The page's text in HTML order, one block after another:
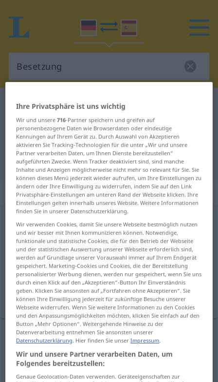
Deutsch-Spanisch Wörterbuch
Deutsch-Spanisch Übersetzung für
"Besetzung"
"Besetzung" Spanisch Übersetzung
„Besetzung“: Femininum
Besetzungen
Übersicht aller Übersetzungen
(Für mehr Details die Übersetzung anklicken/antippen)
provisión reparto
ocupación, invasión
provisiónf Besetzung eines Postens
Ihre Privatsphäre ist uns wichtig
Wir und unsere716-Partner speichern und greifen auf
personenbezogene Daten wie Browserdaten oder eindeutige
Kennungen auf Ihrem Gerät zu. Durch Auswahl von Akzeptieren
aktivieren Sie Tracking-Technologien für die unter „Wir und unsere
Partner verarbeiten Daten, um Ihnen Dienste bereitzustellen“
aufgeführten Zwecke. Wenn Tracker deaktiviert sind, sind manche
Inhalte und Anzeigen möglicherweise nicht mehr so relevant für Sie. Sie
können dieses Menü jederzeit wieder aufrufen, um Ihre Einstellungen zu
ändern oder Ihre Einwilligung zu widerrufen, indem Sie auf den Link
Privatsphäre-Einstellungen am unteren Rand der Webseite klicken. Ihre
Einstellungen gelten innerhalb unseres Website. Weitere Informationen
finden Sie in unserer Datenschutzerklärung.
Wir verwenden Cookies, damit Sie unsere Webseite bestmöglich nutzen
und wir besser mit Ihnen kommunizieren können. Notwendige,
funktionale und statistische Cookies, die für den Betrieb der Webseite
und der statistischen Auswertung unserer Webseite erforderlich sind,
werden auf Grundlage unserer Vorauswahl immer auf Ihrem Endgerät
gespeichert. Marketing-Cookies und Cookies, die der Bereitstellung
personalisierter Werbung dienen, werden nur gespeichert, wenn Sie uns
durch einen Klick auf den „Akzeptieren“-Button Ihr Einverständnis
geben. Klicken Sie ansonsten auf „Fortfahren ohne Akzeptieren“. Sie
können Ihre Einwilligung jederzeit für zukünftige Besuche unserer
Webseite widerrufen. Wenn Sie weitere Informationen zu den Cookies
und den Anpassungsmöglichkeiten möchten, klicken Sie einfach auf den
Button „Mehr Optionen“. Weitergehende Hinweise zu der
Datenverarbeitung entnehmen Sie ansonsten unserer
Datenschutzerklärung. Hier finden Sie unserImpressum.
Wir und unsere Partner verarbeiten Daten, um
Folgendes bereitzustellen:
Genaue Geolocation-Daten verwenden. Geräteeigenschaften zur